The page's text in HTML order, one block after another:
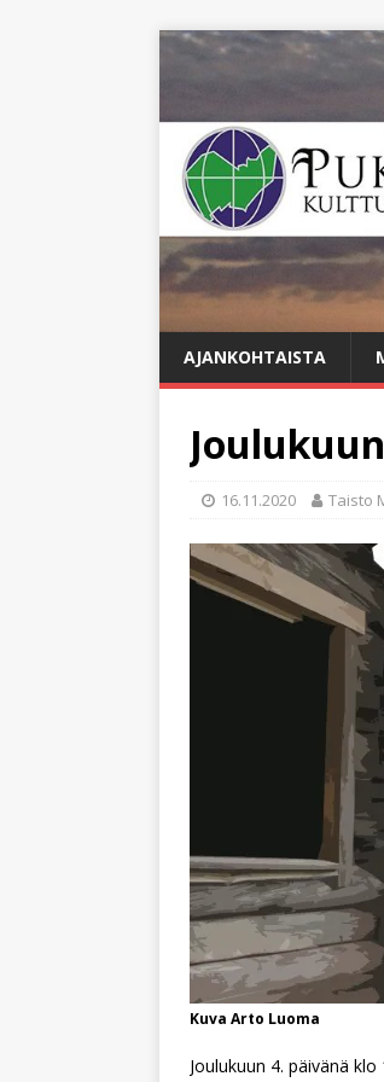
AJANKOHTAISTA
16.11.2020 Taisto
Kuva Arto Luoma
Joulukuun 4. päivänä